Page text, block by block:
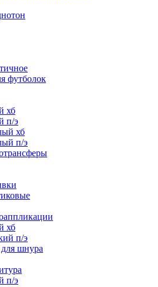
футболок
хб
п/э
хб
п/э
хб
п/э
шнура
п/э